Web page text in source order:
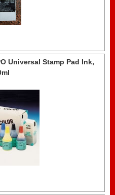
Universal Stamp Pad Ink,